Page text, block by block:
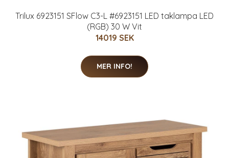
Trilux 6923151 SFlow C3-L #6923151 LED taklampa LED
(RGB) 30 W Vit
14019 SEK
MER INFO!